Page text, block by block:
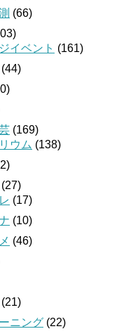
(66)
イベント (161)
(44)
(169)
ウム (138)
(27)
(17)
(10)
(46)
(21)
ニング (22)